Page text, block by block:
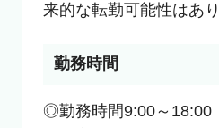
来的な転勤可能性はあり
勤務時間
◎勤務時間9:00～18:00